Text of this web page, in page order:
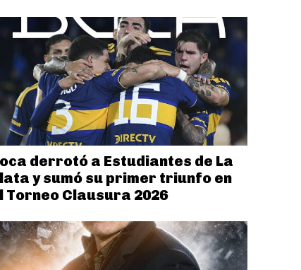
derrotó a Estudiantes de La
y sumó su primer triunfo en
Torneo Clausura 2026